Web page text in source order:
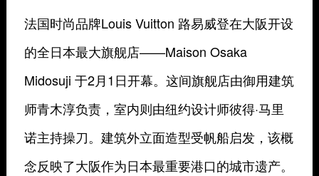
法国时尚品牌Louis Vuitton 路易威登在大阪开设
的全日本最大旗舰店——Maison Osaka
Midosuji 于2月1日开幕。这间旗舰店由御用建筑
师青木淳负责，室内则由纽约设计师彼得·马里
诺主持操刀。建筑外立面造型受帆船启发，该概
念反映了大阪作为日本最重要港口的城市遗产。